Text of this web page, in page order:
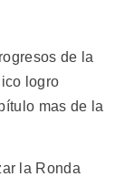
de la
logro
mas de la
la Ronda